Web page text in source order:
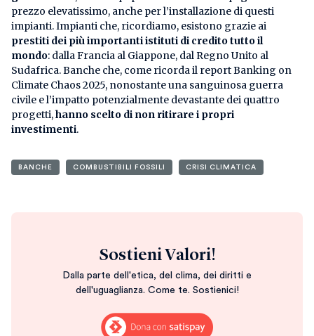
prezzo elevatissimo, anche per l’installazione di questi
impianti. Impianti che, ricordiamo, esistono grazie ai
prestiti dei più importanti istituti di credito tutto il
mondo: dalla Francia al Giappone, dal Regno Unito al
Sudafrica. Banche che, come ricorda il report Banking on
Climate Chaos 2025, nonostante una sanguinosa guerra
civile e l’impatto potenzialmente devastante dei quattro
progetti,hanno scelto di non ritirare i propri
investimenti.
BANCHE COMBUSTIBILI FOSSILI CRISI CLIMATICA
Sostieni Valori!
Dalla parte dell'etica, del clima, dei diritti e
dell'uguaglianza. Come te. Sostienici!